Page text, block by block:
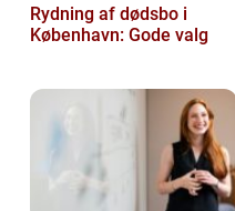
Rydning af dødsbo i
København: Gode valg